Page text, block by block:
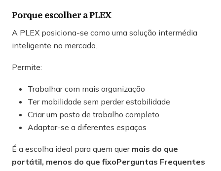
Porque escolher a PLEX
A PLEX posiciona-se como uma solução intermédia
inteligente no mercado.
Permite:
Trabalhar com mais organização
Ter mobilidade sem perder estabilidade
Criar um posto de trabalho completo
Adaptar-se a diferentes espaços
É a escolha ideal para quem quer mais do que
portátil, menos do que fixoPerguntas Frequentes